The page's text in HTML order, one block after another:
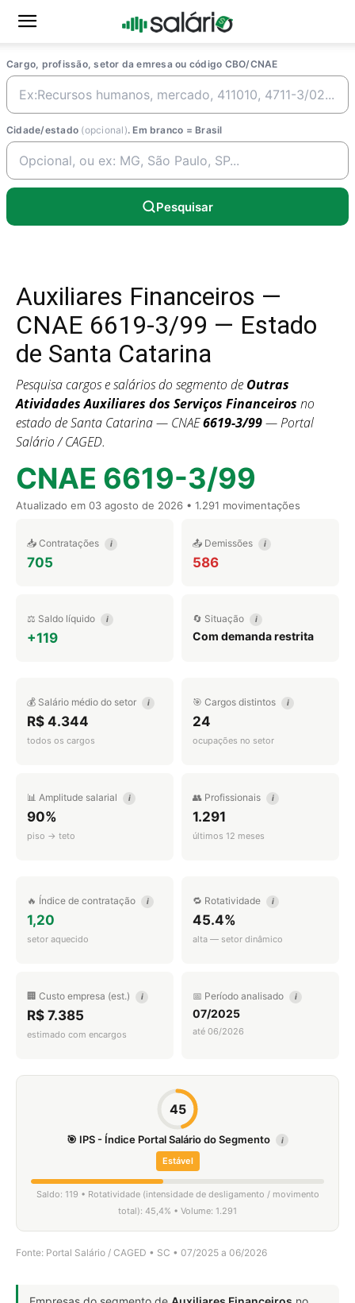
Cargo, profissão, setor da emresa ou código CBO/CNAE
Cidade/estado (opcional). Em branco = Brasil
Pesquisar
Auxiliares Financeiros —
CNAE 6619-3/99 — Estado
de Santa Catarina
Pesquisa cargos e salários do segmento de Outras
Atividades Auxiliares dos Serviços Financeiros no
estado de Santa Catarina — CNAE6619-3/99— Portal
Salário / CAGED.
CNAE 6619-3/99
Atualizado em 03 agosto de 2026 • 1.291 movimentações
📥 Contratações i
705
📤 Demissões i
586
⚖️ Saldo líquido i
+119
🔄 Situação i
Com demanda restrita
💰 Salário médio do setor i
R$ 4.344
todos os cargos
🎯 Cargos distintos i
24
ocupações no setor
📊 Amplitude salarial i
90%
piso → teto
👥 Profissionais i
1.291
últimos 12 meses
🔥 Índice de contratação i
1,20
setor aquecido
🔁 Rotatividade i
45.4%
alta — setor dinâmico
🏢 Custo empresa (est.) i
R$ 7.385
estimado com encargos
📅 Período analisado i
07/2025
até 06/2026
45
🎯 IPS - Índice Portal Salário do Segmento i
Estável
Saldo: 119 • Rotatividade (intensidade de desligamento / movimento
total): 45,4% • Volume: 1.291
Fonte: Portal Salário / CAGED • SC • 07/2025 a 06/2026